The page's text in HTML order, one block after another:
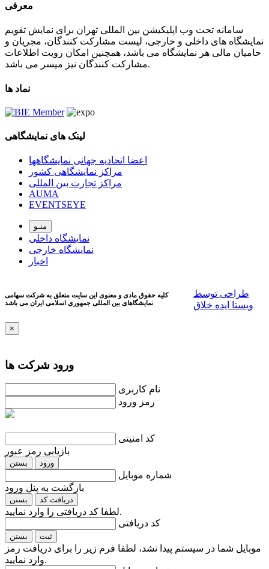
معرفی
سامانه تحت وب اپلیکیشن بین المللی تهران برای نمایش تقویم
نمایشگاه های داخلی و خارجی، لیست مشارکت کنندگان، مجریان و
حامیان مالی هر نمایشگاه می باشد، همچنین امکان رویت اطلاعات
مشارکت کنندگان نیز میسر می باشد.
نماد ها
لینک های نمایشگاهی
اعضا اتحادیه جهانی نمایشگاهها
مراکز نمایشگاهی کشور
مراکز تجارت بین المللی
AUMA
EVENTSEYE
منـو
نمایشگاه داخلی
نمایشگاه خارجی
اخبار
کلیه حقوق مادی و معنوی این سایت متعلق به شرکت سهامی
نمایشگاهای بین المللی جمهوری اسلامی ايران می باشد
طراحی توسط
ویستا ایده خلاق
×
ورود شرکت ها
نام کاربری
رمز ورود
کد امنیتی
بازیابی رمز عبور
بستن ورود
شماره موبایل
بازگشت به پنل ورود
بستن دریافت کد
لطفا کد دریافتی را وارد نمایید.
کد دریافتی
بستن ثبت
موبایل شما در سیستم پیدا نشد، لطفا فرم زیر را برای دریافت رمز
وارد نمایید.